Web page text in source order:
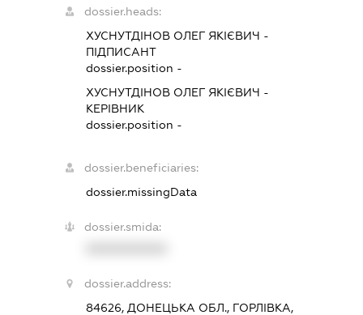
dossier.heads:
ХУСНУТДІНОВ ОЛЕГ ЯКІЄВИЧ -
ПІДПИСАНТ
dossier.position -
ХУСНУТДІНОВ ОЛЕГ ЯКІЄВИЧ -
КЕРІВНИК
dossier.position -
dossier.beneficiaries:
dossier.missingData
dossier.smida:
dossier.address:
84626, ДОНЕЦЬКА ОБЛ., ГОРЛІВКА,